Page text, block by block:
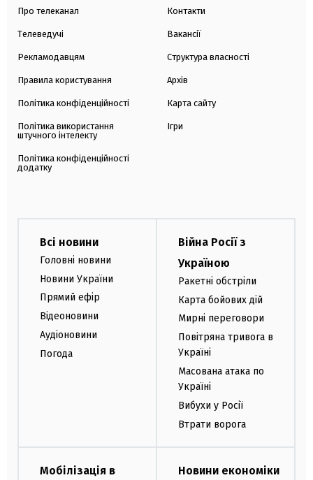
Про телеканал
Телеведучі
Рекламодавцям
Правила користування
Політика конфіденційності
Політика використання
штучного інтелекту
Політика конфіденційності
додатку
Контакти
Вакансії
Структура власності
Архів
Карта сайту
Ігри
Всі новини
Головні новини
Новини України
Прямий ефір
Відеоновини
Аудіоновини
Погода
Війна Росії з
Україною
Ракетні обстріли
Карта бойових дій
Мирні переговори
Повітряна тривога в
Україні
Масована атака по
Україні
Вибухи у Росії
Втрати ворога
Мобілізація в
Новини економіки